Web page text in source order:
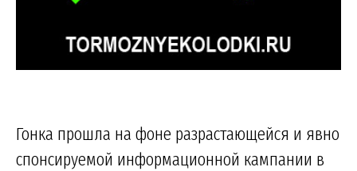
Гонка прошла на фоне разрастающейся и явно
спонсируемой информационной кампании в